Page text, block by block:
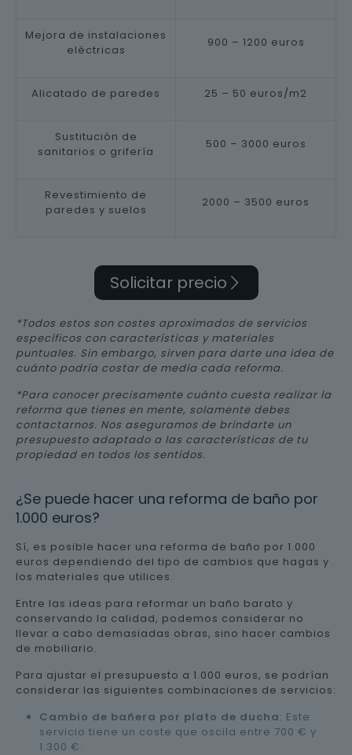
Mejora de instalaciones
eléctricas
900 – 1200 euros
Alicatado de paredes 25 – 50 euros/m2
Sustitución de
sanitarios o grifería
500 – 3000 euros
Revestimiento de
paredes y suelos
2000 – 3500 euros
Solicitar precio
*Todos estos son costes aproximados de servicios
específicos con características y materiales
puntuales. Sin embargo, sirven para darte una idea de
cuánto podría costar de media cada reforma.
*Para conocer precisamente cuánto cuesta realizar la
reforma que tienes en mente, solamente debes
contactarnos. Nos aseguramos de brindarte un
presupuesto adaptado a las características de tu
propiedad en todos los sentidos.
¿Se puede hacer una reforma de baño por
1.000 euros?
Sí, es posible hacer una reforma de baño por 1.000
euros dependiendo del tipo de cambios que hagas y
los materiales que utilices.
Entre las ideas para reformar un baño barato y
conservando la calidad, podemos considerar no
llevar a cabo demasiadas obras, sino hacer cambios
de mobiliario.
Para ajustar el presupuesto a 1.000 euros, se podrían
considerar las siguientes combinaciones de servicios:
Cambio de bañera por plato de ducha: Este
servicio tiene un coste que oscila entre 700 € y
1.300 €.